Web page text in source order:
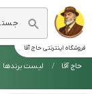
فروشگاه اینترنتیحاج آقا
حاج آقا لیست برندها